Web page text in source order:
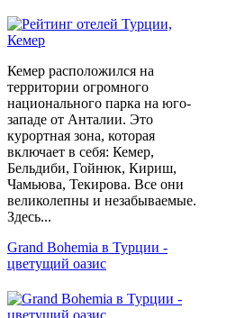
Кемер расположился на
территории огромного
национального парка на юго-
западе от Анталии. Это
курортная зона, которая
включает в себя: Кемер,
Бельдиби, Гойнюк, Кириш,
Чамьюва, Текирова. Все они
великолепны и незабываемые.
Здесь...
Grand Вohemia в Турции -
цветущий оазис